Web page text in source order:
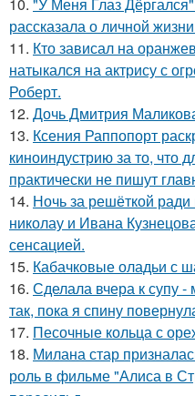
рассказала о личной
11. Кто зависал на
натыкался на актрису с
Роберт.
12. Дочь Дмитрия
13. Ксения Раппопорт
киноиндустрию за то, что
практически не пишут
14. Ночь за решёткой
николау и Ивана
сенсацией.
15. Кабачковые оладьи с
16. Сделала вчера к супу
так, пока я спину
17. Песочные кольца с
18. Милана стар
роль в фильме "Алиса в